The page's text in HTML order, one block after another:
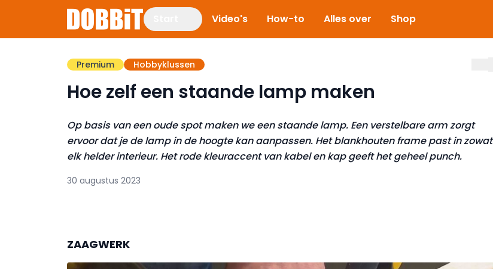
Video's How-to Alles over Shop
Premium Hobbyklussen
Hoe zelf een staande lamp maken
Op basis van een oude spot maken we een staande lamp. Een verstelbare arm zorgt
ervoor dat je de lamp in de hoogte kan aanpassen. Het blankhouten frame past in zowat
elk helder interieur. Het rode kleuraccent van kabel en kap geeft het geheel punch.
30 augustus 2023
ZAAGWERK